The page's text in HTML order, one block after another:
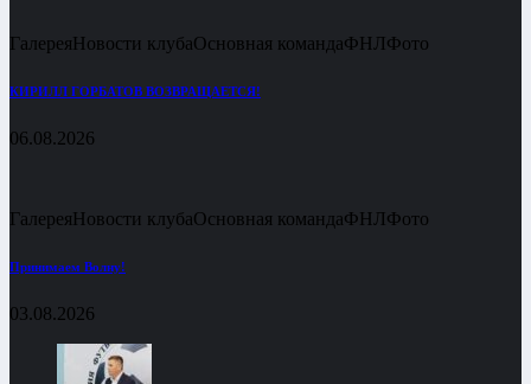
ГалереяНовости клубаОсновная командаФНЛФото
КИРИЛЛ ГОРБАТОВ ВОЗВРАЩАЕТСЯ!
06.08.2026
ГалереяНовости клубаОсновная командаФНЛФото
Принимаем Волну!
03.08.2026